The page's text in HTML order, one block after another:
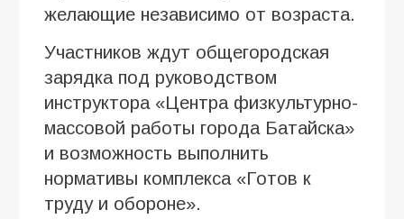
желающие независимо от возраста.
Участников ждут общегородская
зарядка под руководством
инструктора «Центра физкультурно-
массовой работы города Батайска»
и возможность выполнить
нормативы комплекса «Готов к
труду и обороне».